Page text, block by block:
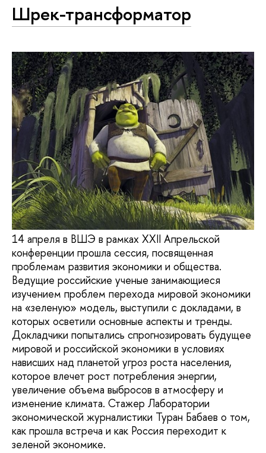
Шрек-трансформатор
14 апреля в ВШЭ в рамках XXII Апрельской
конференции прошла сессия, посвященная
проблемам развития экономики и общества.
Ведущие российские ученые занимающиеся
изучением проблем перехода мировой экономики
на «зеленую» модель, выступили с докладами, в
которых осветили основные аспекты и тренды.
Докладчики попытались спрогнозировать будущее
мировой и российской экономики в условиях
нависших над планетой угроз роста населения,
которое влечет рост потребления энергии,
увеличение объема выбросов в атмосферу и
изменение климата. Стажер Лаборатории
экономической журналистики Туран Бабаев о том,
как прошла встреча и как Россия переходит к
зеленой экономике.